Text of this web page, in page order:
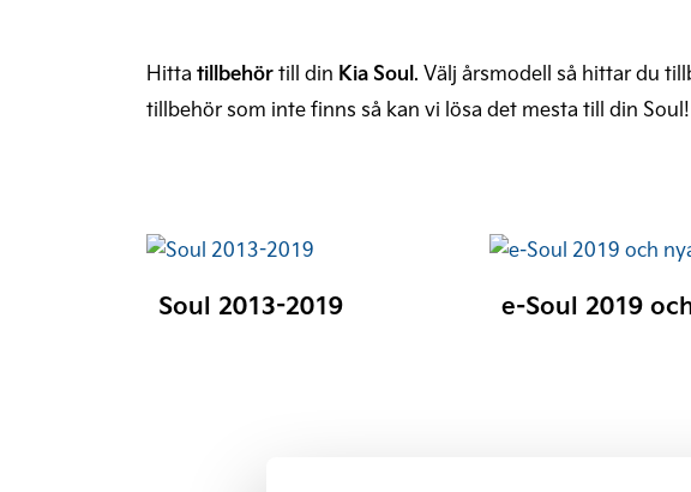
Hitta tillbehörtill din Kia Soul. Välj årsmodell så hittar du
tillbehör som inte finns så kan vi lösa det mesta till din Soul!
Soul 2013-2019 e-Soul 2019